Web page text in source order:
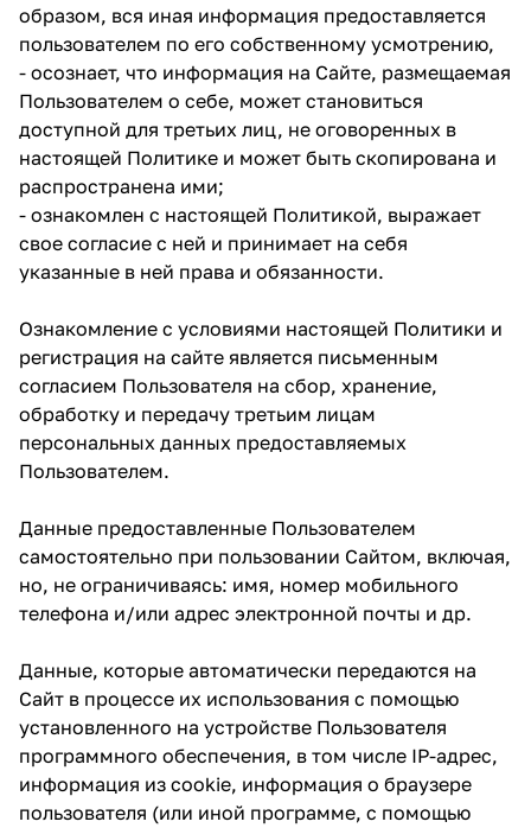
образом, вся иная информация предоставляется
пользователем по его собственному усмотрению,
- осознает, что информация на Сайте, размещаемая
Пользователем о себе, может становиться
доступной для третьих лиц, не оговоренных в
настоящей Политике и может быть скопирована и
распространена ими;
- ознакомлен с настоящей Политикой, выражает
свое согласие с ней и принимает на себя
указанные в ней права и обязанности.
Ознакомление с условиями настоящей Политики и
регистрация на сайте является письменным
согласием Пользователя на сбор, хранение,
обработку и передачу третьим лицам
персональных данных предоставляемых
Пользователем.
Данные предоставленные Пользователем
самостоятельно при пользовании Сайтом, включая,
но, не ограничиваясь: имя, номер мобильного
телефона и/или адрес электронной почты и др.
Данные, которые автоматически передаются на
Сайт в процессе их использования с помощью
установленного на устройстве Пользователя
программного обеспечения, в том числе IP-адрес,
информация из cookie, информация о браузере
пользователя (или иной программе, с помощью